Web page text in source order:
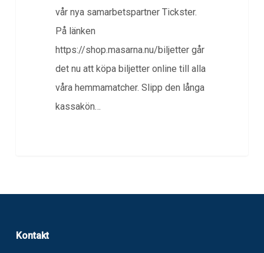
vår nya samarbetspartner Tickster.
På länken
https://shop.masarna.nu/biljetter går
det nu att köpa biljetter online till alla
våra hemmamatcher. Slipp den långa
kassakön…
Kontakt